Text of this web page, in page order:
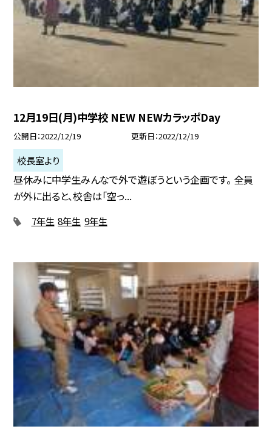
12月19日(月)中学校 NEW NEWカラッポDay
公開日 2022/12/19 更新日 2022/12/19
校長室より
昼休みに中学生みんなで外で遊ぼうという企画です。 全員
が外に出ると、校舎は「空っ...
7年生 8年生 9年生